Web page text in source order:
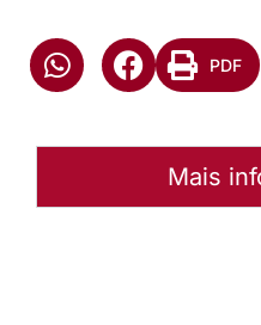
PDF
Mais